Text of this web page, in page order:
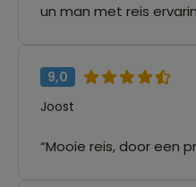
un man met reis
9,0
Joost
“Mooie reis, door een